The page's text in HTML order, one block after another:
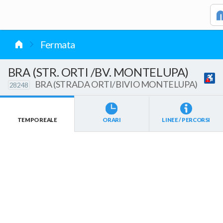
Fermata
BRA (STR. ORTI /BV. MONTELUPA)
28248 BRA (STRADA ORTI/BIVIO MONTELUPA)
TEMPO REALE ORARI LINEE / PERCORSI